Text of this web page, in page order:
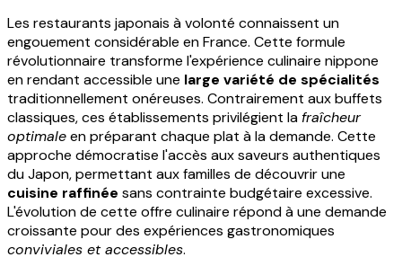
Les restaurants japonais à volonté connaissent un
engouement considérable en France. Cette formule
révolutionnaire transforme l'expérience culinaire nippone
en rendant accessible une large variété de spécialités
traditionnellement onéreuses. Contrairement aux buffets
classiques, ces établissements privilégient la fraîcheur
optimaleen préparant chaque plat à la demande. Cette
approche démocratise l'accès aux saveurs authentiques
du Japon, permettant aux familles de découvrir une
cuisine raffinée sans contrainte budgétaire excessive.
L'évolution de cette offre culinaire répond à une demande
croissante pour des expériences gastronomiques
conviviales et accessibles.